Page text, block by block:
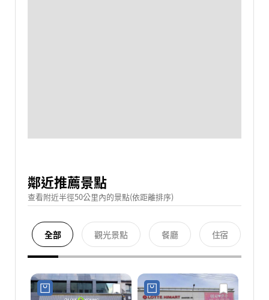
鄰近推薦景點
查看附近半徑50公里內的景點(依距離排序)
全部 觀光景點 餐廳 住宿